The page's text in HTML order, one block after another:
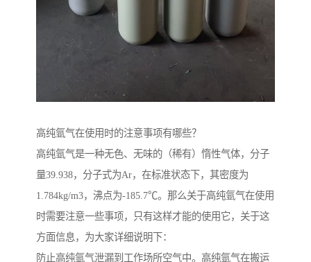
高纯氩气在使用时的注意事项有哪些？
高纯氩气是一种无色、无味的（稀有）惰性气体，分子
量39.938，分子式为Ar，在标准状态下，其密度为
1.784kg/m3，沸点为-185.7℃。那么关于高纯氩气在使用
时需要注意一些事项，只有这样才能的使用它，关于这
方面信息，为大家详细说明下：
防止高纯氩气泄漏到工作场所空气中。高纯氩气在搬运